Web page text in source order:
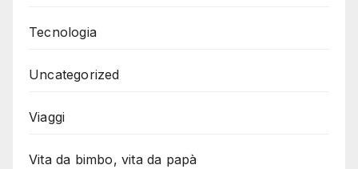
Tecnologia
Uncategorized
Viaggi
Vita da bimbo, vita da papà